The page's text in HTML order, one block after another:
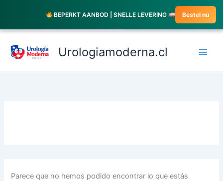
BEPERKT AANBOD | SNELLE LEVERING Bestel nu
contenido
Urologiamoderna.cl
Parece que no hemos podido encontrar lo que estás
por: